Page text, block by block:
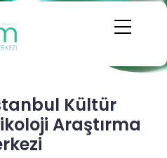
Kültür
Araştırma